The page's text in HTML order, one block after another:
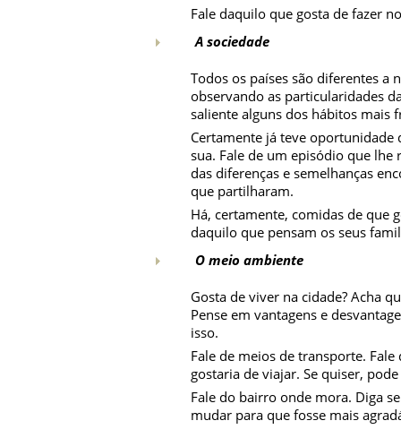
Fale daquilo que gosta de fazer
A sociedade
Todos os países são diferentes a
observando as particularidades
saliente alguns dos hábitos mais
Certamente já teve oportunidade
sua. Fale de um episódio que
das diferenças e semelhanças
que partilharam.
Há, certamente, comidas de que
daquilo que pensam os seus
O meio ambiente
Gosta de viver na cidade? Acha
Pense em vantagens e
isso.
Fale de meios de transporte.
gostaria de viajar. Se quiser,
Fale do bairro onde mora. Diga
mudar para que fosse mais